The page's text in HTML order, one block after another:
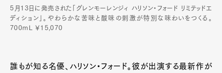
5月13日に発売された「グレンモーレンジィ ハリソン・フォード リミテッドエ
ディション」。やわらかな苦味と酸味の刺激が特別な味わいをつくる。
700mL ￥15,070
誰もが知る名優、ハリソン・フォード。彼が出演する最新作が